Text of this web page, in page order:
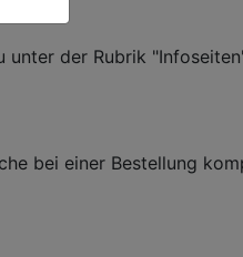
der Rubrik
bei einer Bestellung